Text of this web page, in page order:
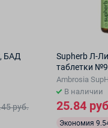
БАД
руб.
Supherb Л-
таблетки
Ambrosia
В наличии
25.84
Экономия